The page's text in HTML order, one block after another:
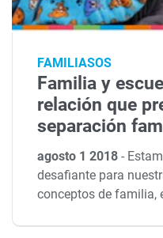
FAMILIASOS
Familia y
relación que
separación
agosto 1 2018-
desafiante para
conceptos de familia,